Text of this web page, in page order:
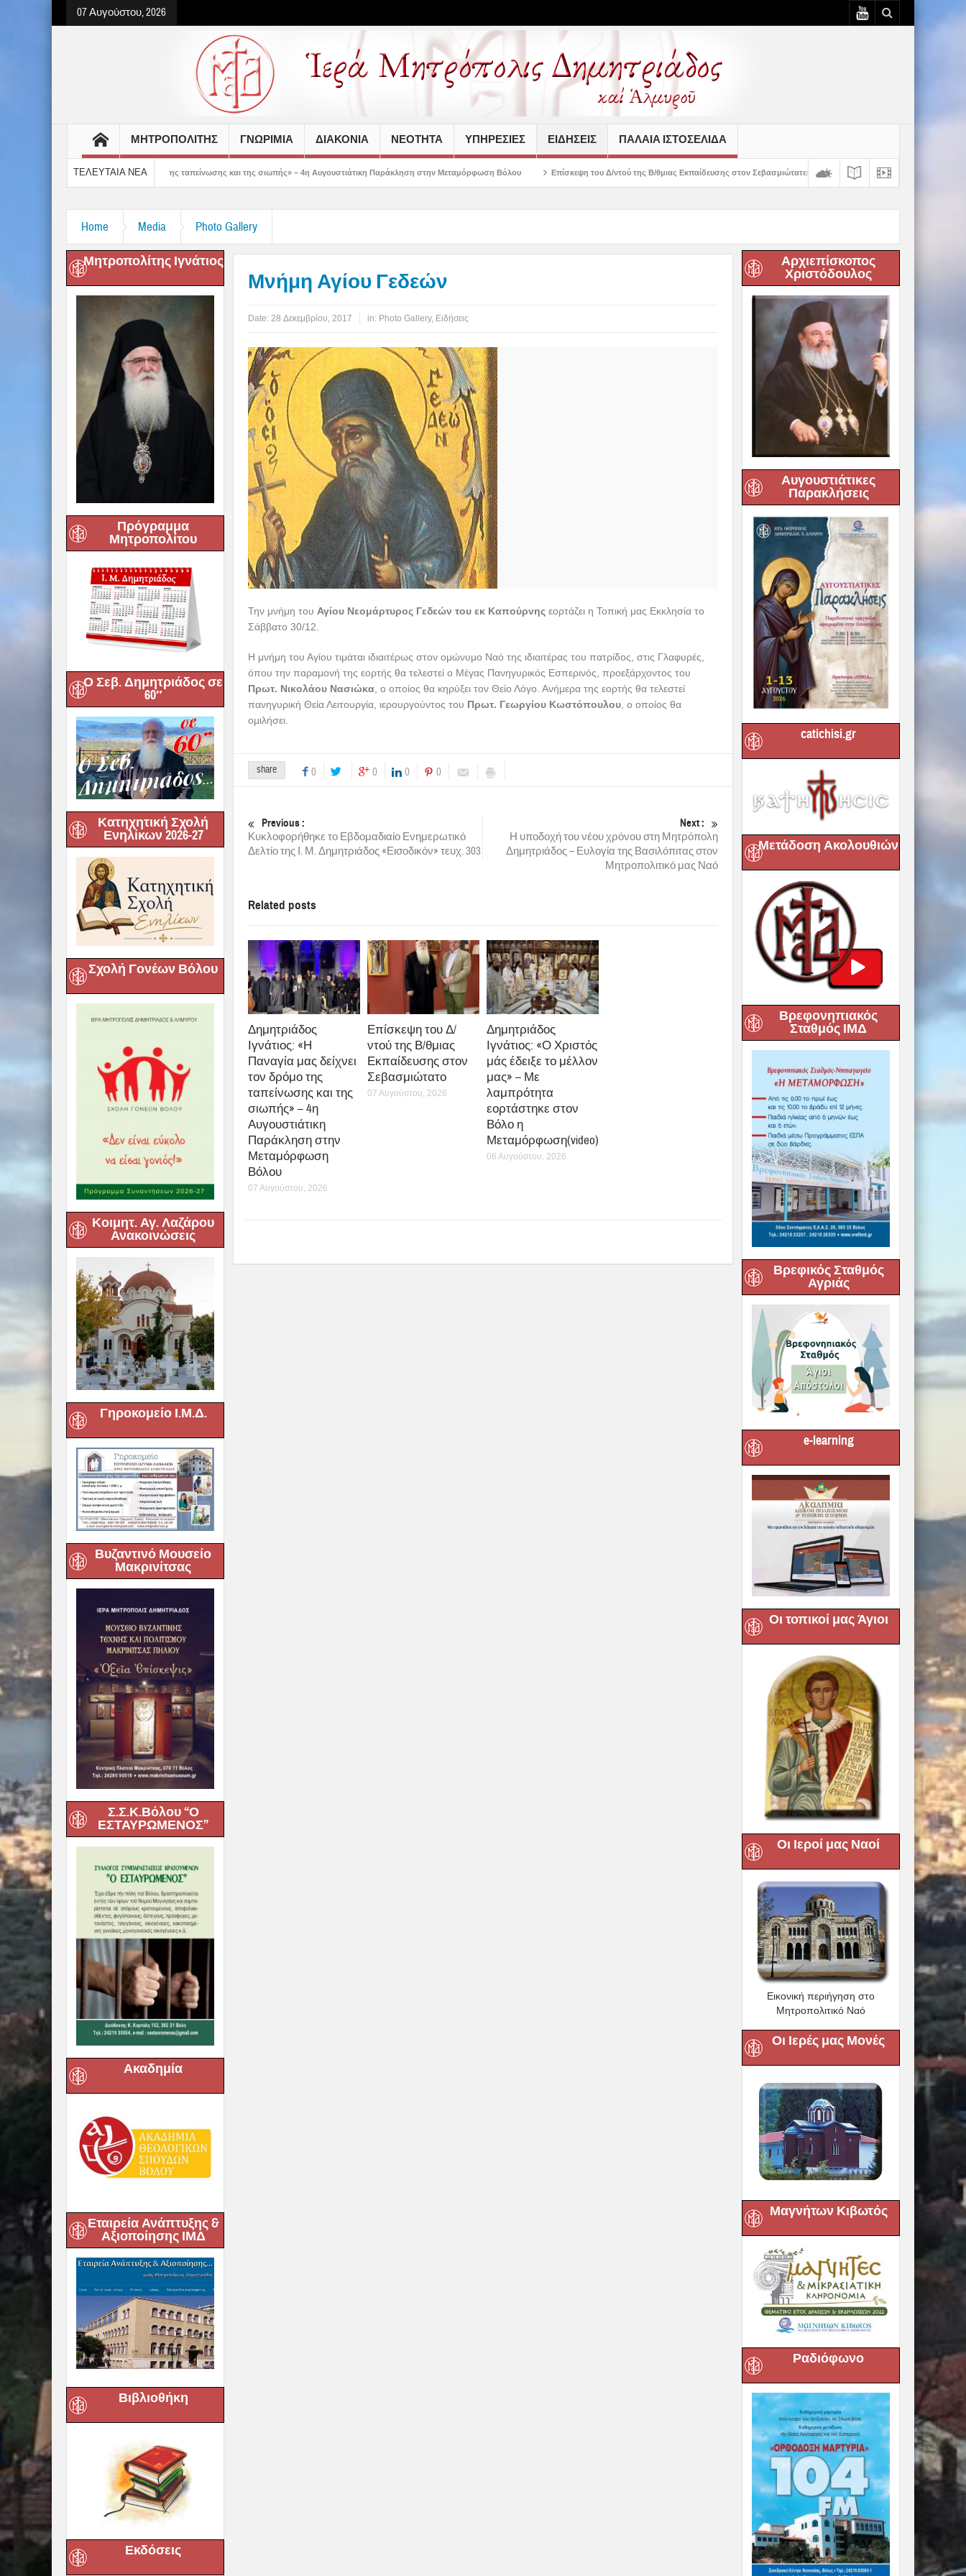
07 Αυγούστου, 2026
ΜΗΤΡΟΠΟΛΙΤΗΣ ΓΝΩΡΙΜΙΑ ΔΙΑΚΟΝΙΑ ΝΕΟΤΗΤΑ ΥΠΗΡΕΣΙΕΣ ΕΙΔΗΣΕΙΣ ΠΑΛΑΙΆ ΙΣΤΟΣΕΛΊΔΑ
ΤΕΛΕΥΤΑΙΑ ΝΕΑ
δείχνει τον δρόμο της ταπείνωσης και της σιωπής» – 4η Αυγουστιάτικη Παράκληση στην Μεταμόρφωση Βόλου Επίσκεψη του Δ/ντού της Β/θμιας Εκπαίδευσης στον Σεβασμιώτατο Δημητριάδος Ιγνάτιος: «Ο Χριστός μάς έδειξε το
Home Media Photo Gallery
Μητροπολίτης Ιγνάτιος
Πρόγραμμα
Μητροπολίτου
Ο Σεβ. Δημητριάδος σε
60″
Κατηχητική Σχολή
Ενηλίκων 2026-27
Σχολή Γονέων Βόλου
Κοιμητ. Αγ. Λαζάρου
Ανακοινώσεις
Γηροκομείο Ι.Μ.Δ.
Βυζαντινό Μουσείο
Μακρινίτσας
Σ.Σ.Κ.Βόλου “Ο
ΕΣΤΑΥΡΩΜΕΝΟΣ”
Ακαδημία
Εταιρεία Ανάπτυξης &
Αξιοποίησης ΙΜΔ
Βιβλιοθήκη
Εκδόσεις
Μνήμη Αγίου Γεδεών
Date: 28 Δεκεμβρίου, 2017 in: Photo Gallery, Ειδήσεις
Την μνήμη του Αγίου Νεομάρτυρος Γεδεών του εκ Καπούρνηςεορτάζει η Τοπική μας Εκκλησία το
Σάββατο 30/12.
Η μνήμη του Αγίου τιμάται ιδιαιτέρως στον ομώνυμο Ναό της ιδιαιτέρας του πατρίδος, στις Γλαφυρές,
όπου την παραμονή της εορτής θα τελεστεί ο Μέγας Πανηγυρικός Εσπερινός, προεξάρχοντος του
Πρωτ. Νικολάου Νασιώκα, ο οποίος θα κηρύξει τον Θείο Λόγο. Ανήμερα της εορτής θα τελεστεί
πανηγυρική Θεία Λειτουργία, ιερουργούντος του Πρωτ. Γεωργίου Κωστόπουλου, ο οποίος θα
ομιλήσει.
share 0 0 0 0
Previous :
Κυκλοφορήθηκε το Εβδομαδιαίο Ενημερωτικό
Δελτίο της Ι. Μ. Δημητριάδος «Εισοδικόν» τευχ. 303
Next :
Η υποδοχή του νέου χρόνου στη Μητρόπολη
Δημητριάδος – Ευλογία της Βασιλόπιτας στον
Μητροπολιτικό μας Ναό
Related posts
Δημητριάδος
Ιγνάτιος: «Η
Παναγία μας δείχνει
τον δρόμο της
ταπείνωσης και της
σιωπής» – 4η
Αυγουστιάτικη
Παράκληση στην
Μεταμόρφωση
Βόλου
07 Αυγούστου, 2026
Επίσκεψη του Δ/
ντού της Β/θμιας
Εκπαίδευσης στον
Σεβασμιώτατο
07 Αυγούστου, 2026
Δημητριάδος
Ιγνάτιος: «Ο Χριστός
μάς έδειξε το μέλλον
μας» – Με
λαμπρότητα
εορτάστηκε στον
Βόλο η
Μεταμόρφωση(video)
06 Αυγούστου, 2026
Αρχιεπίσκοπος
Χριστόδουλος
Αυγουστιάτικες
Παρακλήσεις
catichisi.gr
Μετάδοση Ακολουθιών
Βρεφονηπιακός
Σταθμός ΙΜΔ
Βρεφικός Σταθμός
Αγριάς
e-learning
Οι τοπικοί μας Άγιοι
Οι Ιεροί μας Ναοί
Εικονική περιήγηση στο
Μητροπολιτικό Ναό
Οι Ιερές μας Μονές
Μαγνήτων Κιβωτός
Ραδιόφωνο